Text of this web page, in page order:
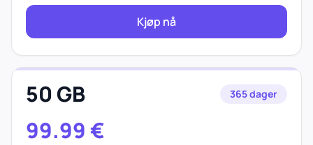
Kjøp nå
50 GB 365 dager
99.99 €